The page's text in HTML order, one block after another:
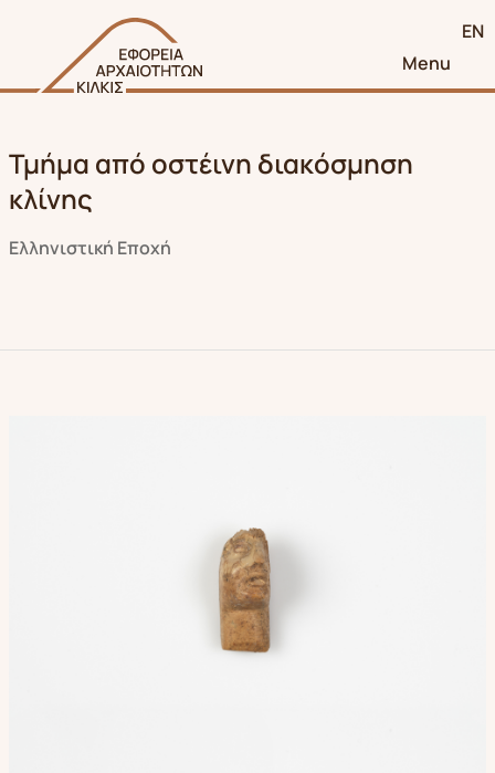
EN
Menu
Τμήμα από οστέινη διακόσμηση
κλίνης
Ελληνιστική Eποχή